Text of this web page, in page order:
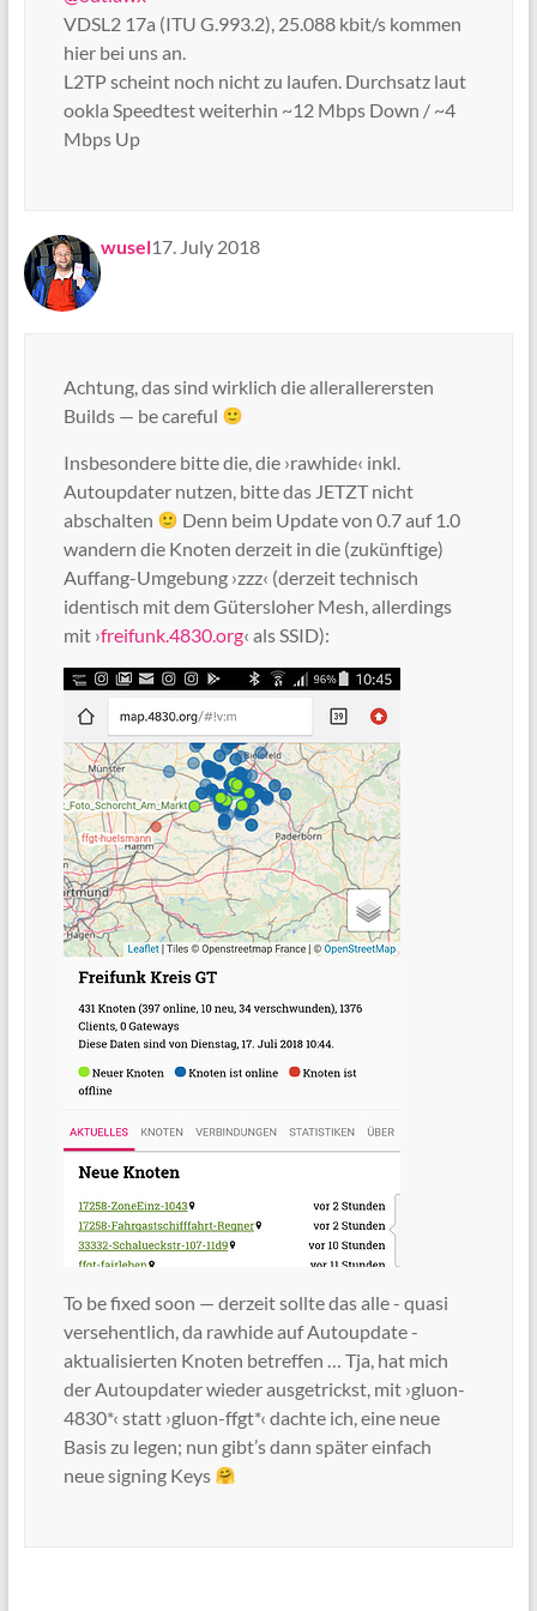
VDSL2 17a (ITU G.993.2), 25.088 kbit/s kommen
hier bei uns an.
L2TP scheint noch nicht zu laufen. Durchsatz laut
ookla Speedtest weiterhin ~12 Mbps Down / ~4
Mbps Up
wusel
says: 17. July 2018
Achtung, das sind wirklich die allerallerersten
Builds — be careful
Insbesondere bitte die, die ›rawhide‹ inkl.
Autoupdater nutzen, bitte das JETZT nicht
abschalten
Denn beim Update von 0.7 auf 1.0
wandern die Knoten derzeit in die (zukünftige)
Auffang-Umgebung ›zzz‹ (derzeit technisch
identisch mit dem Gütersloher Mesh, allerdings
mit ›freifunk.4830.org‹ als SSID):
To be fixed soon — derzeit sollte das alle - quasi
versehentlich, da rawhide auf Autoupdate -
aktualisierten Knoten betreffen … Tja, hat mich
der Autoupdater wieder ausgetrickst, mit ›gluon-
4830*‹ statt ›gluon-ffgt*‹ dachte ich, eine neue
Basis zu legen; nun gibt’s dann später einfach
neue signing Keys